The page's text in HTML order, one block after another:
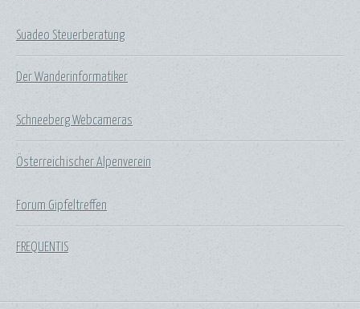
Suadeo Steuerberatung
Der Wanderinformatiker
Schneeberg Webcameras
Österreichischer Alpenverein
Forum Gipfeltreffen
FREQUENTIS